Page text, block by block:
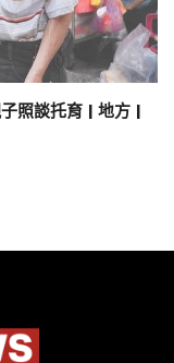
照談托育 | 地方 |